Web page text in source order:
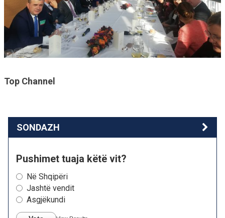
Top Channel
SONDAZH
Pushimet tuaja këtë vit?
Në Shqipëri
Jashtë vendit
Asgjëkundi